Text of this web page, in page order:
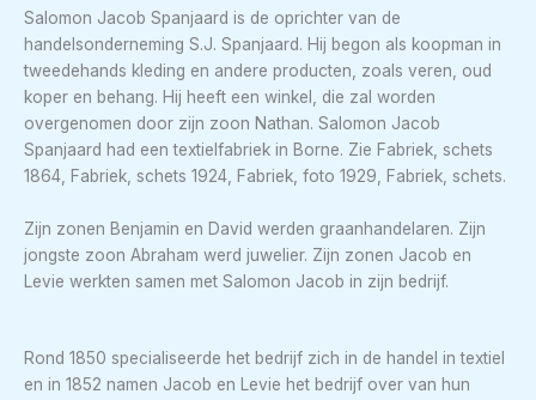
Salomon Jacob Spanjaard is de oprichter van de
handelsonderneming S.J. Spanjaard. Hij begon als koopman in
tweedehands kleding en andere producten, zoals veren, oud
koper en behang. Hij heeft een winkel, die zal worden
overgenomen door zijn zoon Nathan. Salomon Jacob
Spanjaard had een textielfabriek in Borne. Zie Fabriek, schets
1864, Fabriek, schets 1924, Fabriek, foto 1929, Fabriek, schets.
Zijn zonen Benjamin en David werden graanhandelaren. Zijn
jongste zoon Abraham werd juwelier. Zijn zonen Jacob en
Levie werkten samen met Salomon Jacob in zijn bedrijf.
Rond 1850 specialiseerde het bedrijf zich in de handel in textiel
en in 1852 namen Jacob en Levie het bedrijf over van hun